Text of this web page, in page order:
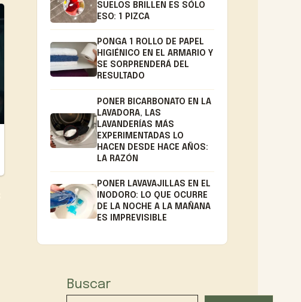
SUELOS BRILLEN ES SÓLO
ESO: 1 PIZCA
PONGA 1 ROLLO DE PAPEL
HIGIÉNICO EN EL ARMARIO Y
SE SORPRENDERÁ DEL
RESULTADO
PONER BICARBONATO EN LA
LAVADORA, LAS
LAVANDERÍAS MÁS
EXPERIMENTADAS LO
HACEN DESDE HACE AÑOS:
LA RAZÓN
PONER LAVAVAJILLAS EN EL
INODORO: LO QUE OCURRE
DE LA NOCHE A LA MAÑANA
ES IMPREVISIBLE
Buscar